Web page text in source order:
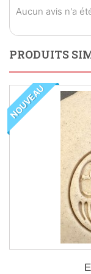
Aucun avis n'a
PRODUITS
NOUVEAU